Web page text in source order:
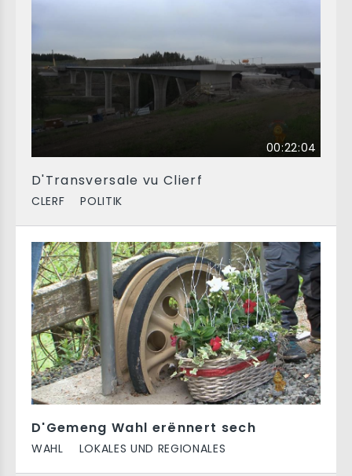
00:22:04
D'Transversale vu Clierf
CLERF POLITIK
D'Gemeng Wahl erënnert sech
WAHL LOKALES UND REGIONALES